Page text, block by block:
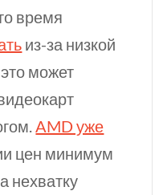
время
из-за низкой
может
AMD уже
цен минимум
нехватку